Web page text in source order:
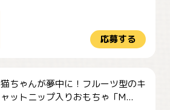
応募する
猫ちゃんが夢中に！フルーツ型のキ
ャットニップ入りおもちゃ「M...